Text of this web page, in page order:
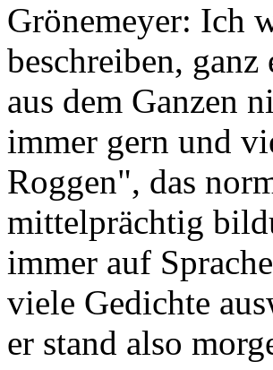
Grönemeyer: Ich
beschreiben, ganz
aus dem Ganzen
immer gern und
Roggen", das
mittelprächtig
immer auf
viele Gedichte
er stand also